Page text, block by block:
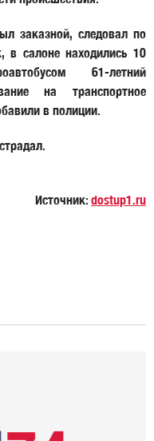
заказной, следовал по
в салоне находились 10
61-летний
на транспортное
в полиции.
Источник: dostup1.ru